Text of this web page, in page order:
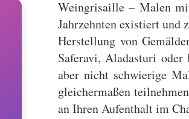
Weingrisaille – Malen
Jahrzehnten existiert und
Herstellung von
Saferavi, Aladasturi
aber nicht schwierige
gleichermaßen
an Ihren Aufenthalt im